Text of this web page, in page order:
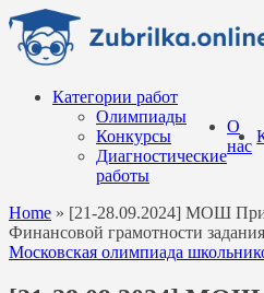
Перейти
содержанию
Категории работ
Олимпиады
Конкурсы
Диагностические
работы
О
нас
Home » [21-28.09.2024] МОШ
Финансовой грамотности
Московская олимпиада